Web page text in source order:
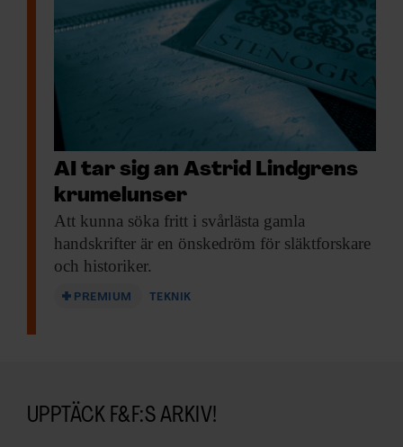
AI tar sig an Astrid Lindgrens
krumelunser
Att kunna söka fritt i svårlästa gamla
handskrifter är en önskedröm för släktforskare
och historiker.
PREMIUM TEKNIK
UPPTÄCK F&F:S ARKIV!